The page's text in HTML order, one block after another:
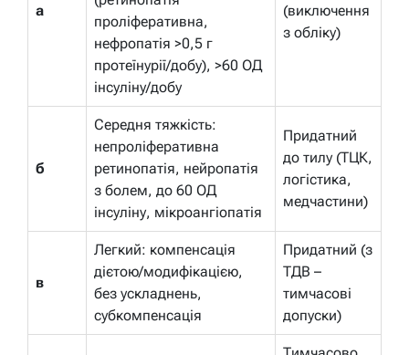
а
проліферативна,
нефропатія >0,5 г
протеїнурії/добу), >60 ОД
інсуліну/добу
(виключення
з обліку)
б
Середня тяжкість:
непроліферативна
ретинопатія, нейропатія
з болем, до 60 ОД
інсуліну, мікроангіопатія
Придатний
до тилу (ТЦК,
логістика,
медчастини)
в
Легкий: компенсація
дієтою/модифікацією,
без ускладнень,
субкомпенсація
Придатний (з
ТДВ –
тимчасові
допуски)